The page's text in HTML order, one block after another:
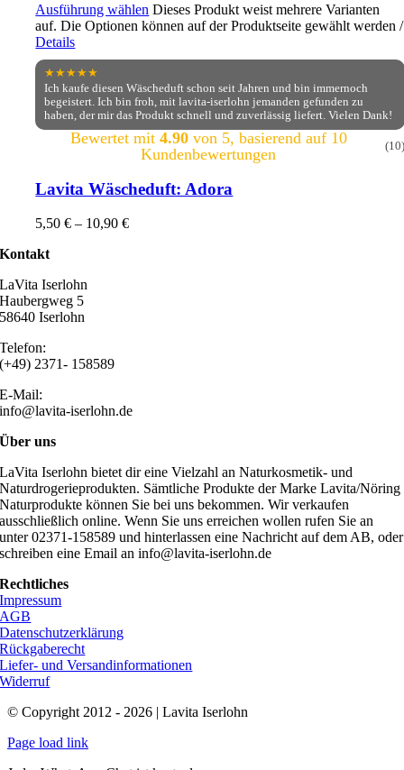
Ausführung wählen Dieses Produkt weist mehrere Varianten
auf. Die Optionen können auf der Produktseite gewählt werden/
Details
★★★★★
Ich kaufe diesen Wäscheduft schon seit Jahren und bin immernoch
begeistert. Ich bin froh, mit lavita-iserlohn jemanden gefunden zu
haben, der mir das Produkt schnell und zuverlässig liefert. Vielen Dank!
Bewertet mit 4.90von 5, basierend auf 10
Kundenbewertungen
(10)
Lavita Wäscheduft: Adora
5,50€ – 10,90€
Kontakt
LaVita Iserlohn
Haubergweg 5
58640 Iserlohn
Telefon:
(+49) 2371- 158589
E-Mail:
info@lavita-iserlohn.de
Über uns
LaVita Iserlohn bietet dir eine Vielzahl an Naturkosmetik- und
Naturdrogerieprodukten. Sämtliche Produkte der Marke Lavita/Nöring
Naturprodukte können Sie bei uns bekommen. Wir verkaufen
ausschließlich online. Wenn Sie uns erreichen wollen rufen Sie an
unter 02371-158589 und hinterlassen eine Nachricht auf dem AB, oder
schreiben eine Email an info@lavita-iserlohn.de
Rechtliches
Impressum
AGB
Datenschutzerklärung
Rückgaberecht
Liefer- und Versandinformationen
Widerruf
© Copyright 2012 - 2026 | Lavita Iserlohn
Page load link